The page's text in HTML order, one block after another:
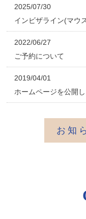
2025/07/30
インビザライン(マウ
2022/06/27
ご予約について
2019/04/01
ホームページを公開し
お知